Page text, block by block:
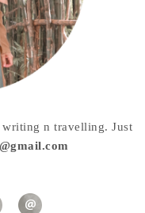
n travelling. Just